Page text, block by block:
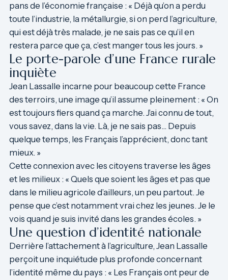
pans de l’économie française : « Déjà qu’on a perdu
toute l’industrie, la métallurgie, si on perd l’agriculture,
qui est déjà très malade, je ne sais pas ce qu’il en
restera parce que ça, c’est manger tous les jours. »
Le porte-parole d’une France rurale
inquiète
Jean Lassalle incarne pour beaucoup cette France
des terroirs, une image qu’il assume pleinement : « On
est toujours fiers quand ça marche. J’ai connu de tout,
vous savez, dans la vie. Là, je ne sais pas… Depuis
quelque temps, les Français l’apprécient, donc tant
mieux. »
Cette connexion avec les citoyens traverse les âges
et les milieux : « Quels que soient les âges et pas que
dans le milieu agricole d’ailleurs, un peu partout. Je
pense que c’est notamment vrai chez les jeunes. Je le
vois quand je suis invité dans les grandes écoles. »
Une question d’identité nationale
Derrière l’attachement à l’agriculture, Jean Lassalle
perçoit une inquiétude plus profonde concernant
l’identité même du pays : « Les Français ont peur de